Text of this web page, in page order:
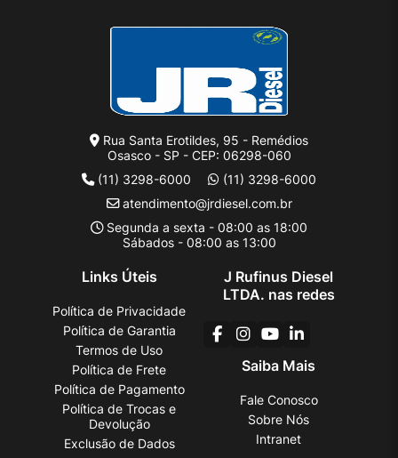
Rua Santa Erotildes, 95 - Remédios
Osasco - SP - CEP: 06298-060
(11) 3298-6000
(11) 3298-6000
atendimento@jrdiesel.com.br
Segunda a sexta - 08:00 as 18:00
Sábados - 08:00 as 13:00
Links Úteis
Política de Privacidade
Política de Garantia
Termos de Uso
Política de Frete
Política de Pagamento
Política de Trocas e
Devolução
Exclusão de Dados
J Rufinus Diesel
LTDA. nas redes
Saiba Mais
Fale Conosco
Sobre Nós
Intranet